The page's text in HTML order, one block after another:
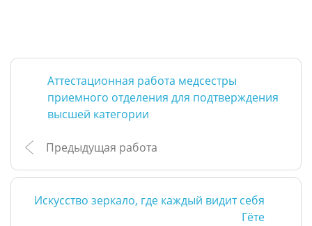
Аттестационная работа медсестры
приемного отделения для подтверждения
высшей категории
Предыдущая работа
Искусство зеркало, где каждый видит себя
Гёте